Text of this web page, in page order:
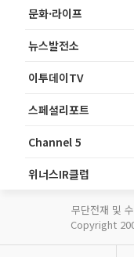
문화·라이프
뉴스발전소
이투데이TV
스페셜리포트
Channel 5
위너스IR클럽
무단전재 및
Copyright